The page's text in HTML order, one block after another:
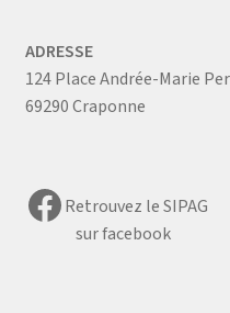
ADRESSE
124 Place Andrée-Marie
69290 Craponne
Facebook
Retrouvez le SIPAG
sur facebook